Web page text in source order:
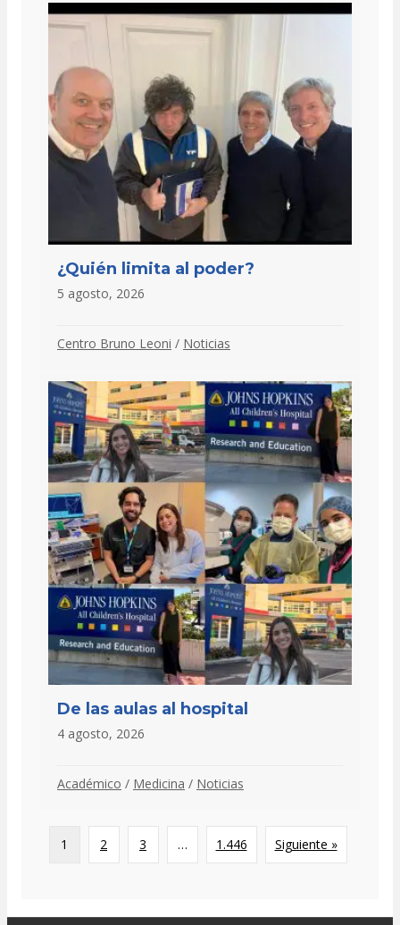
¿Quién limita al poder?
5 agosto, 2026
Centro Bruno Leoni / Noticias
De las aulas al hospital
4 agosto, 2026
Académico / Medicina / Noticias
1 2 3 … 1.446 Siguiente »